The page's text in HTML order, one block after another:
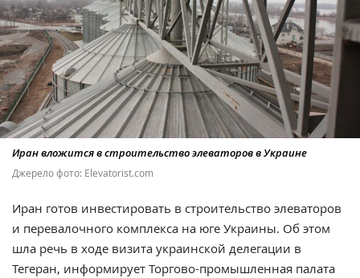
Иран вложится в строительство элеваторов в Украине
Джерело фото: Еlevatorist.com
Иран готов инвестировать в строительство элеваторов
и перевалочного комплекса на юге Украины. Об этом
шла речь в ходе визита украинской делегации в
Тегеран, информирует Торгово-промышленная палата